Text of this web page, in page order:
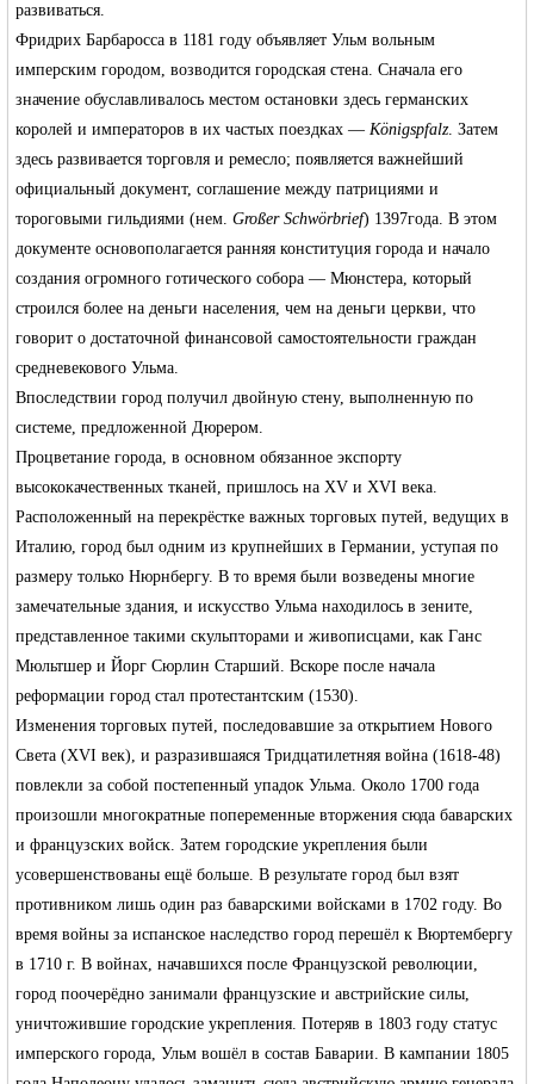
развиваться.
Фридрих Барбаросса в 1181 году объявляет Ульм вольным
имперским городом, возводится городская стена. Сначала его
значение обуславливалось местом остановки здесь германских
королей и императоров в их частых поездках —Königspfalz. Затем
здесь развивается торговля и ремесло; появляется важнейший
официальный документ, соглашение между патрициями и
тороговыми гильдиями (нем.Großer Schwörbrief) 1397года. В этом
документе основополагается ранняя конституция города и начало
создания огромного готического собора — Мюнстера, который
строился более на деньги населения, чем на деньги церкви, что
говорит о достаточной финансовой самостоятельности граждан
средневекового Ульма.
Впоследствии город получил двойную стену, выполненную по
системе, предложеннойДюрером.
Процветание города, в основном обязанное экспорту
высококачественных тканей, пришлось наXV и XVI века.
Расположенный на перекрёстке важных торговых путей, ведущих в
Италию, город был одним из крупнейших в Германии, уступая по
размеру только Нюрнбергу. В то время были возведены многие
замечательные здания, и искусство Ульма находилось в зените,
представленное такими скульпторами и живописцами, какГанс
Мюльтшер иЙорг Сюрлин Старший. Вскоре после начала
реформации город стал протестантским (1530).
Изменения торговых путей, последовавшие за открытием Нового
Света (XVI век), и разразившаяся Тридцатилетняя война (1618-48)
повлекли за собой постепенный упадок Ульма. Около 1700 года
произошли многократные попеременные вторжения сюда баварских
и французских войск. Затем городские укрепления были
усовершенствованы ещё больше. В результате город был взят
противником лишь один раз баварскими войсками в 1702 году. Во
время войны за испанское наследство город перешёл к Вюртембергу
в 1710 г. В войнах, начавшихся послеФранцузской революции,
город поочерёдно занимали французские и австрийские силы,
уничтожившие городские укрепления. Потеряв в 1803 году статус
имперского города, Ульм вошёл в состав Баварии. В кампании 1805